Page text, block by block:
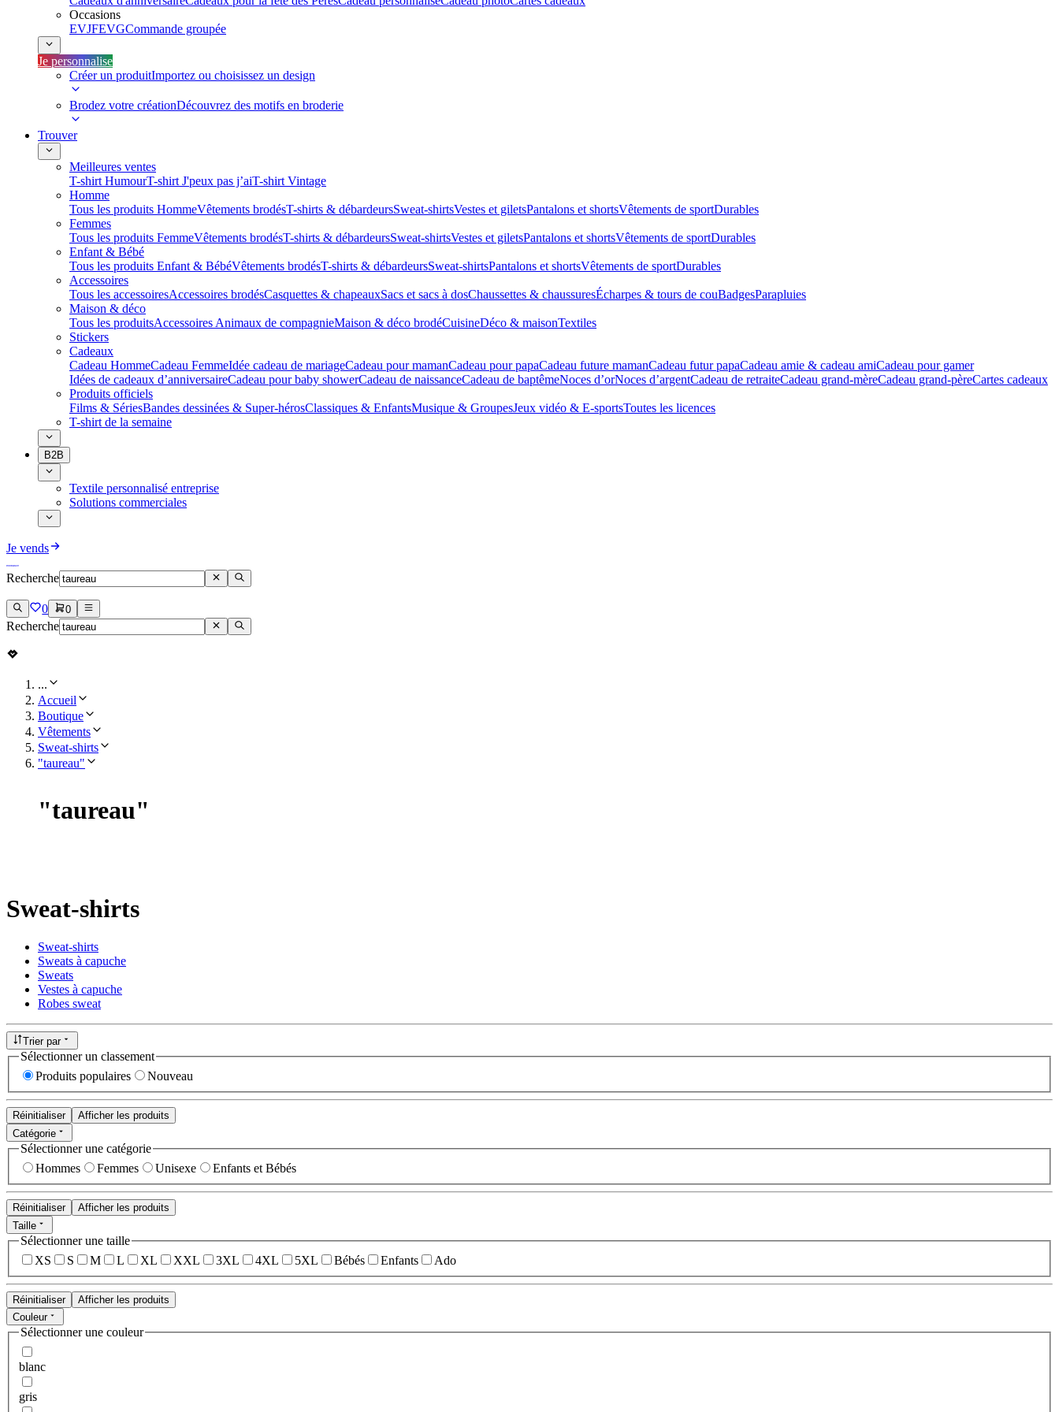
Occasions
EVJFEVGCommande groupée
Je personnalise
Créer un produitImportez ou choisissez un design
Brodez votre créationDécouvrez des motifs en broderie
Trouver
Meilleures ventes
T-shirt HumourT-shirt J'peux pas j’aiT-shirt Vintage
Homme
Tous les produits HommeVêtements brodésT-shirts & débardeursSweat-shirtsVestes et giletsPantalons et shortsVêtements de sportDurables
Femmes
Tous les produits FemmeVêtements brodésT-shirts & débardeursSweat-shirtsVestes et giletsPantalons et shortsVêtements de sportDurables
Enfant & Bébé
Tous les produits Enfant & BébéVêtements brodésT-shirts & débardeursSweat-shirtsPantalons et shortsVêtements de sportDurables
Accessoires
Tous les accessoiresAccessoires brodésCasquettes & chapeauxSacs et sacs à dosChaussettes & chaussuresÉcharpes & tours de couBadgesParapluies
Maison & déco
Tous les produitsAccessoires Animaux de compagnieMaison & déco brodéCuisineDéco & maisonTextiles
Stickers
Cadeaux
Cadeau HommeCadeau FemmeIdée cadeau de mariage​Cadeau pour mamanCadeau pour papaCadeau future mamanCadeau futur papaCadeau amie & cadeau amiCadeau pour gamer
Idées de cadeaux d’anniversaireCadeau pour baby showerCadeau de naissanceCadeau de baptêmeNoces d’orNoces d’argentCadeau de retraiteCadeau grand-mèreCadeau grand-pèreCartes cadeaux
Produits officiels
Films & SériesBandes dessinées & Super-hérosClassiques & EnfantsMusique & GroupesJeux vidéo & E-sportsToutes les licences
T-shirt de la semaine
B2B
Textile personnalisé entreprise
Solutions commerciales
Je vends
Recherche
0 0
Recherche
...
Accueil
Boutique
Vêtements
Sweat-shirts
"taureau"
"taureau"
Sweat-shirts
Sweat-shirts
Sweats à capuche
Sweats
Vestes à capuche
Robes sweat
Trier par
Sélectionner un classement
Produits populaires
Nouveau
Réinitialiser
Afficher les produits
Catégorie
Sélectionner une catégorie
Hommes
Femmes Unisexe Enfants et Bébés
Réinitialiser
Afficher les produits
Taille
Sélectionner une taille
XS
S M L XL XXL 3XL 4XL 5XL Bébés Enfants Ado
Réinitialiser
Afficher les produits
Couleur
Sélectionner une couleur
blanc
gris